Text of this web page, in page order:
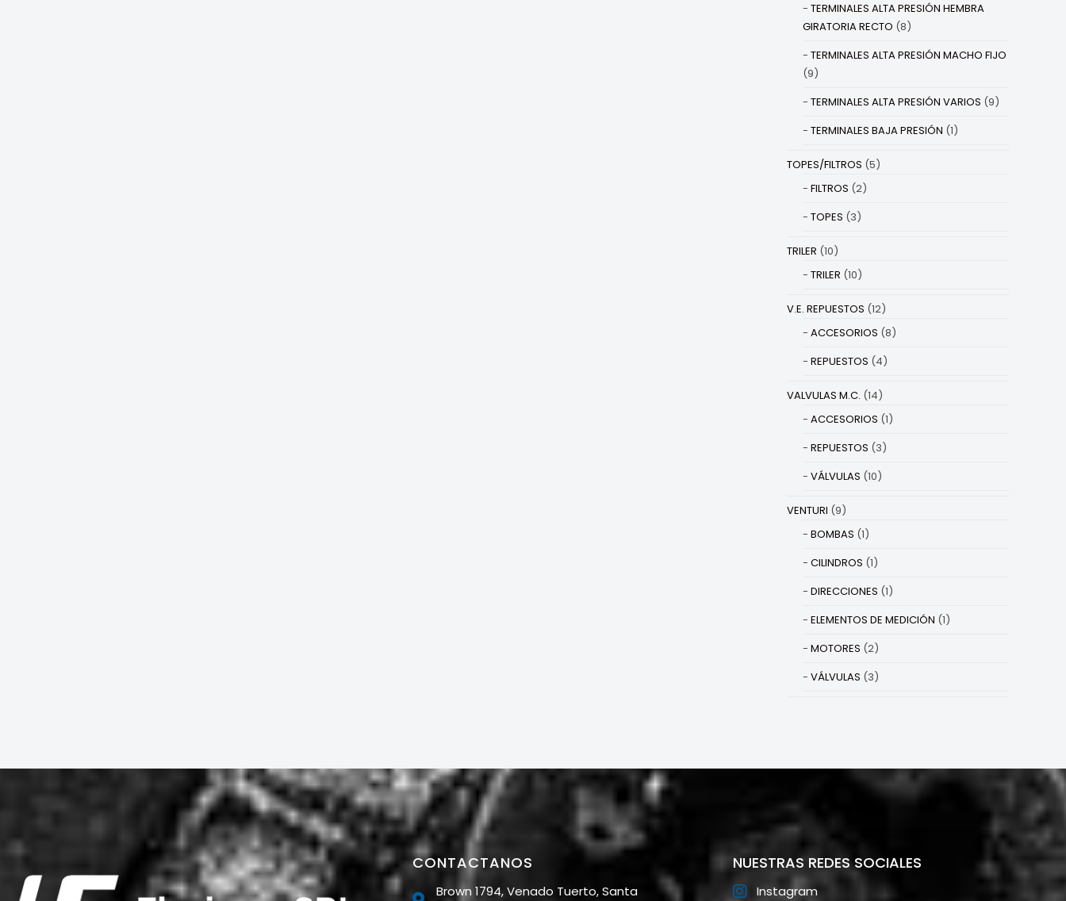
TERMINALES ALTA PRESIÓN HEMBRA
GIRATORIA RECTO (8)
TERMINALES ALTA PRESIÓN MACHO FIJO
(9)
TERMINALES ALTA PRESIÓN VARIOS (9)
TERMINALES BAJA PRESIÓN (1)
TOPES/FILTROS (5)
FILTROS (2)
TOPES (3)
TRILER (10)
TRILER (10)
V.E. REPUESTOS (12)
ACCESORIOS (8)
REPUESTOS (4)
VALVULAS M.C. (14)
ACCESORIOS (1)
REPUESTOS (3)
VÁLVULAS (10)
VENTURI (9)
BOMBAS (1)
CILINDROS (1)
DIRECCIONES (1)
ELEMENTOS DE MEDICIÓN (1)
MOTORES (2)
VÁLVULAS (3)
CONTACTANOS
Brown 1794, Venado Tuerto, Santa
NUESTRAS REDES SOCIALES
Instagram